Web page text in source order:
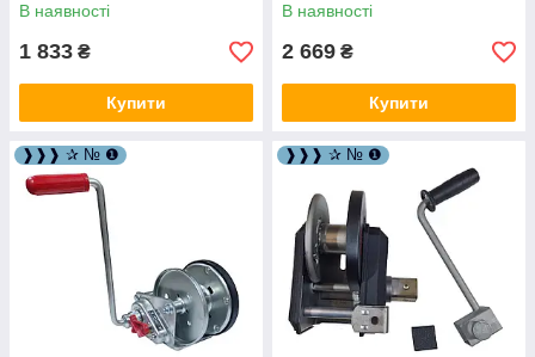
В наявності
1 833 ₴
Купити
В наявності
2 669 ₴
Купити
❱❱❱ ✰ № ❶ ❱❱❱ ✰ № ❶